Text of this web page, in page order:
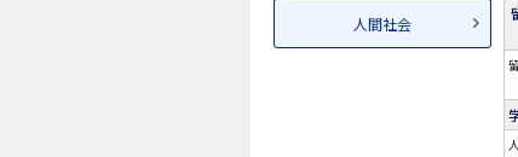
人間社会